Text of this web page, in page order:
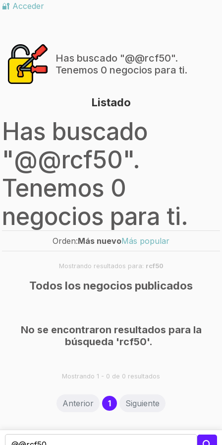
🔐 Acceder
Has buscado "@@rcf50".
Tenemos 0 negocios para ti.
Listado
Has buscado
"@@rcf50".
Tenemos 0
negocios para ti.
Orden:Más nuevoMás popular
Mostrando resultados para: rcf50
Todos los negocios publicados
No se encontraron resultados para la
búsqueda 'rcf50'.
Mostrando 1 - 0 de 0 resultados
Anterior 1(current)
Siguiente